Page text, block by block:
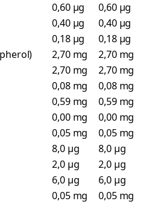
0,60 µg
0,60 µg
0,40 µg
0,40 µg
0,18 µg
0,18 µg
2,70 mg
2,70 mg
2,70 mg
2,70 mg
0,08 mg
0,08 mg
0,59 mg
0,59 mg
0,00 mg
0,00 mg
0,05 mg
0,05 mg
8,0 µg
8,0 µg
2,0 µg
2,0 µg
6,0 µg
6,0 µg
0,05 mg
0,05 mg